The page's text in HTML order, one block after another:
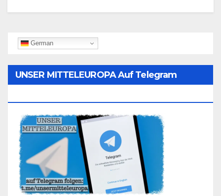
German
UNSER MITTELEUROPA Auf Telegram